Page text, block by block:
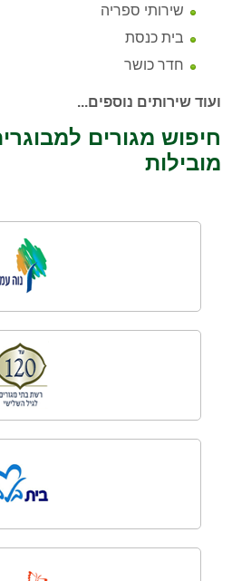
שירותי ספריה
בית כנסת
חדר כושר
ועוד שירותים נוספים...
חיפוש מגורים
מובילות